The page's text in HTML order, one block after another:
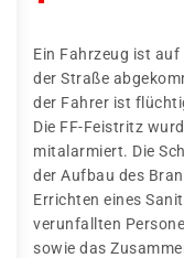
Ein Fahrzeug ist
der Straße
der Fahrer ist
Die FF-Feistritz
mitalarmiert. Die
der Aufbau des
Errichten eines
verunfallten
sowie das